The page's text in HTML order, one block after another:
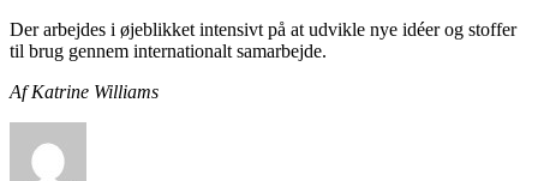
Der arbejdes i øjeblikket intensivt på at udvikle nye idéer og stoffer
til brug gennem internationalt samarbejde.
Af Katrine Williams